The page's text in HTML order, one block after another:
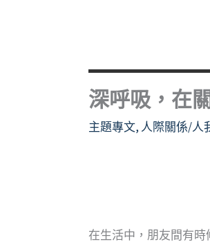
深呼吸，在
主題專文, 人際關係/人
在生活中，朋友間有